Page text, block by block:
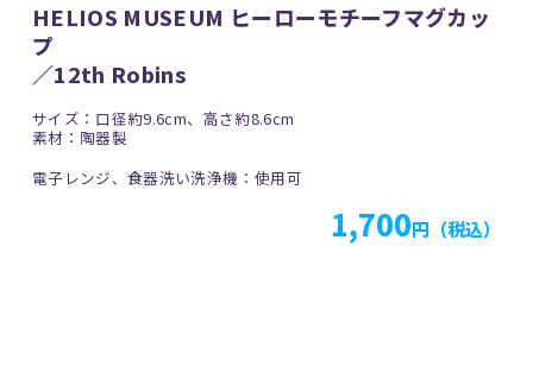
HELIOS MUSEUM ヒーローモチーフマグカッ
プ
／12th Robins
サイズ：口径約9.6cm、高さ約8.6cm
素材：陶器製
電子レンジ、食器洗い洗浄機：使用可
1,700円（税込）